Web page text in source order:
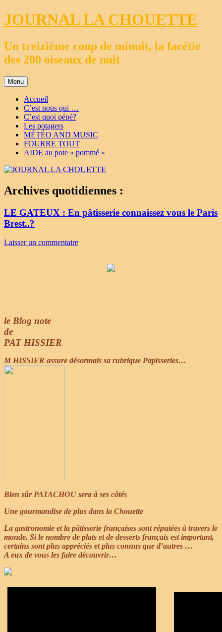
Aller
au
JOURNAL LA CHOUETTE
Un treizième coup de minuit, la facétie
des 200 oiseaux de nuit
Menu
Accueil
C’est nous qui …
C’est quoi pépé?
Les potagers
MÉTÉO AND MUSIC
FOURRE TOUT
AIDE au pote « pommé »
Archives quotidiennes :
LE GATEUX : En pâtisserie connaissez vous le Paris
Brest..?
Laisser un commentaire
le Blog note
de
PAT HISSIER
M HISSIER assure désormais sa rubrique Papisseries…
Bien sûr PATACHOU sera à ses côtés
Une gourmandise de plus dans la Chouette
La gastronomie et la pâtisserie françaises sont réputées à travers le
monde. Si le nombre de plats et de desserts français est important,
certains sont plus appréciés et plus connus que d’autres …
A eux de vous les faire découvrir…